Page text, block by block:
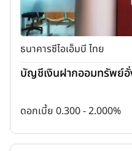
ธนาคารซีไอเอ็มบี ไทย
บัญชีเงินฝากออมทรัพย์อั่
ดอกเบี้ย 0.300 - 2.000%